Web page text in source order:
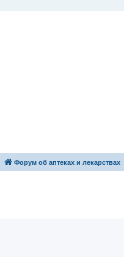
Форум об аптеках и лекарствах